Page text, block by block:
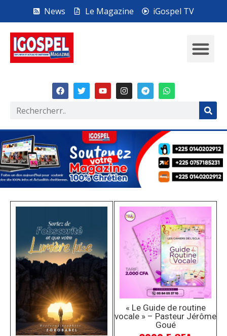
News Le Magazine iGospel TV
« Le Guide de routine
vocale » – Pasteur Jérôme
Goué